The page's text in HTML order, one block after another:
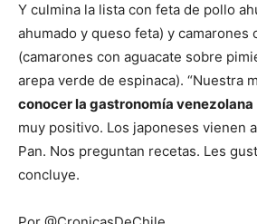
Y culmina la lista con feta de pollo
ahumado y queso feta) y camarones
(camarones con aguacate sobre
arepa verde de espinaca). “Nuestra
conocer la gastronomía venezolana
muy positivo. Los japoneses vienen
Pan. Nos preguntan recetas. Les
concluye.